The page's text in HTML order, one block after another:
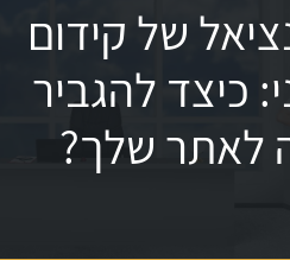
של קידום
כיצד להגביר
לאתר שלך?